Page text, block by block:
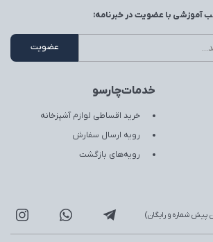
خدمات‌چارسو
خرید اقساطی لوازم آشپزخانه
رویه ارسال سفارش
رویه‌های بازگشت
آموزشی با عضویت در خبرنامه: